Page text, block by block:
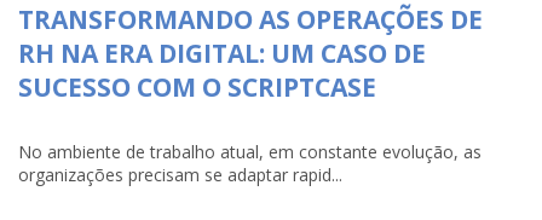
TRANSFORMANDO AS OPERAÇÕES DE
RH NA ERA DIGITAL: UM CASO DE
SUCESSO COM O SCRIPTCASE
No ambiente de trabalho atual, em constante evolução, as
organizações precisam se adaptar rapid...